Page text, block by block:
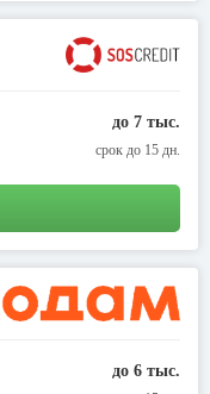
до 7 тыс.
срок до 15 дн.
до 6 тыс.